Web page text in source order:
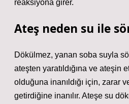
reaksiyona girer.
Ateş neden su ile
Dökülmez, yanan soba suyla
ateşten yaratıldığına ve ateşin
olduğuna inanıldığı için, zarar
getirdiğine inanılır. Ateşe su